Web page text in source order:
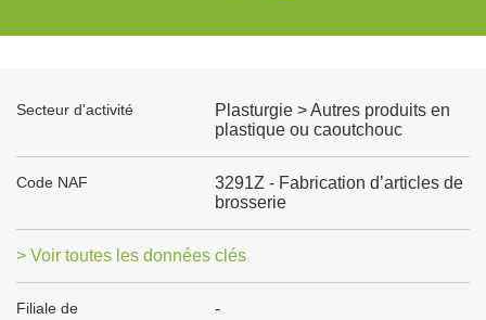
Secteur d'activité
Plasturgie > Autres produits en
plastique ou caoutchouc
Code NAF
3291Z - Fabrication d’articles de
brosserie
> Voir toutes les données clés
Filiale de -